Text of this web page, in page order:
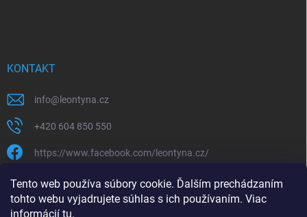
Tento web používa súbory cookie. Ďalším prechádzaním
tohto webu vyjadrujete súhlas s ich používaním. Viac
informácií tu.
KONTAKT
info@ leontyna.cz
+420 604 850 550
https://www.facebook.com/leontyna.cz/
leontyna.cz
@leontyna.cz